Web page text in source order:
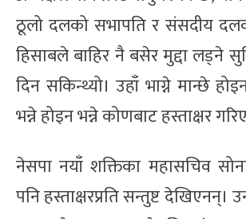
ठूलो दलको सभापति र संसदीय
हिसाबले बाहिर नै बसेर मुद्दा लड्ने
दिन सकिन्थ्यो। उहाँ भाग्ने मान्छे
भन्ने होइन भन्ने कोणबाट हस्ताक्षर
नेसपा नयाँ शक्तिका महासचिव
पनि हस्ताक्षरप्रति सन्तुष्ट देखिएनन्।